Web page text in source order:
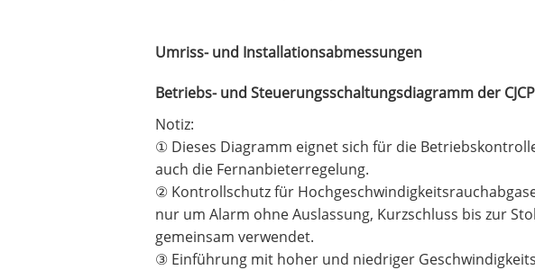
Umriss- und Installationsabmessungen
Betriebs- und Steuerungsschaltungsdiagramm der
Notiz:
① Dieses Diagramm eignet sich für die
auch die Fernanbieterregelung.
② Kontrollschutz für
nur um Alarm ohne Auslassung, Kurzschluss bis zur
gemeinsam verwendet.
③ Einführung mit hoher und niedriger